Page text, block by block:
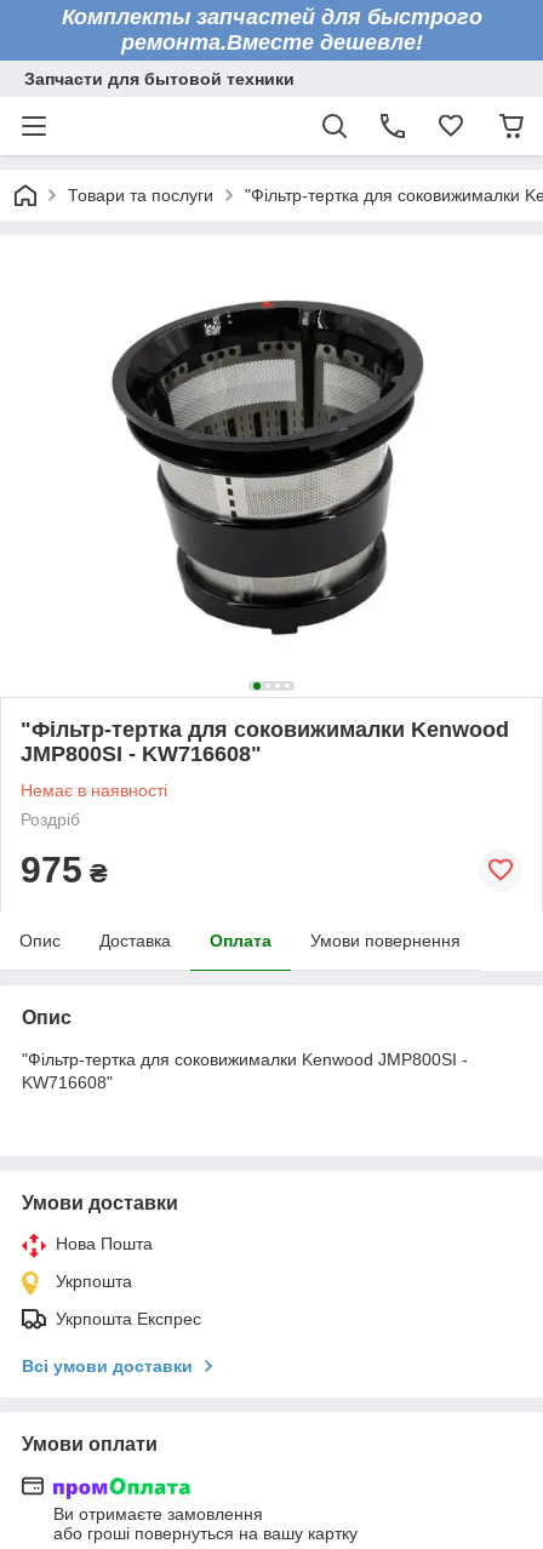
Комплекты запчастей для быстрого
ремонта.Вместе дешевле!
Запчасти для бытовой техники
Товари та послуги "Фільтр-тертка для соковижималки
"Фільтр-тертка для соковижималки Kenwood
JMP800SI - KW716608"
Немає в наявності
Роздріб
975 ₴
Опис Доставка Оплата Умови повернення
Опис
"Фільтр-тертка для соковижималки Kenwood JMP800SI -
KW716608"
Умови доставки
Нова Пошта
Укрпошта
Укрпошта Експрес
Всі умови доставки
Умови оплати
Ви отримаєте замовлення
або гроші повернуться на вашу картку